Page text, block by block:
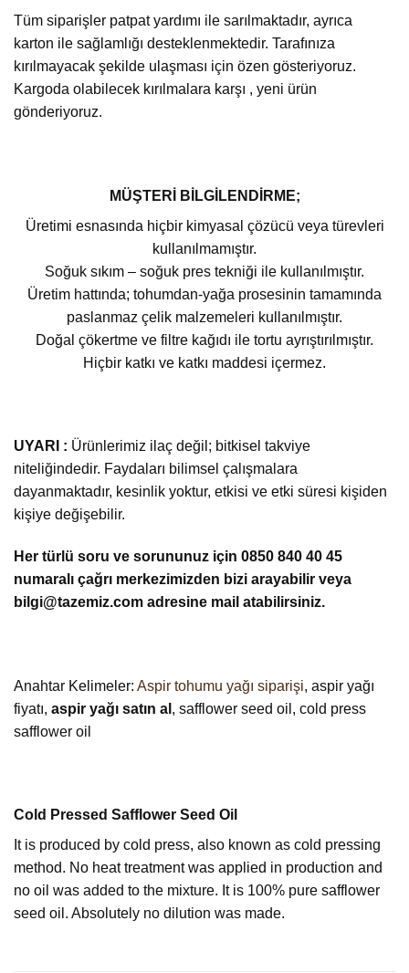
Tüm siparişler patpat yardımı ile sarılmaktadır, ayrıca
karton ile sağlamlığı desteklenmektedir. Tarafınıza
kırılmayacak şekilde ulaşması için özen gösteriyoruz.
Kargoda olabilecek kırılmalara karşı , yeni ürün
gönderiyoruz.
MÜŞTERİ BİLGİLENDİRME;
Üretimi esnasında hiçbir kimyasal çözücü veya türevleri
kullanılmamıştır.
Soğuk sıkım – soğuk pres tekniği ile kullanılmıştır.
Üretim hattında; tohumdan-yağa prosesinin tamamında
paslanmaz çelik malzemeleri kullanılmıştır.
Doğal çökertme ve filtre kağıdı ile tortu ayrıştırılmıştır.
Hiçbir katkı ve katkı maddesi içermez.
UYARI : Ürünlerimiz ilaç değil; bitkisel takviye
niteliğindedir. Faydaları bilimsel çalışmalara
dayanmaktadır, kesinlik yoktur, etkisi ve etki süresi kişiden
kişiye değişebilir.
Her türlü soru ve sorununuz için 0850 840 40 45
numaralı çağrı merkezimizden bizi arayabilir veya
bilgi@tazemiz.com adresine mail atabilirsiniz.
Anahtar Kelimeler: Aspir tohumu yağı siparişi, aspir yağı
fiyatı, aspir yağı satın al , safflower seed oil, cold press
safflower oil
Cold Pressed Safflower Seed Oil
It is produced by cold press, also known as cold pressing
method. No heat treatment was applied in production and
no oil was added to the mixture. It is 100% pure safflower
seed oil. Absolutely no dilution was made.